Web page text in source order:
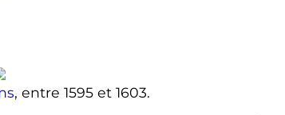
, entre 1595 et 1603.